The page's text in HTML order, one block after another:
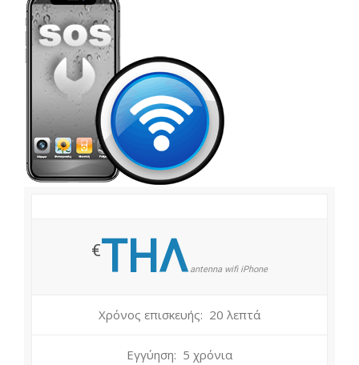
€ΤΗΛantenna wifi iPhone
Χρόνος επισκευής: 20 λεπτά
Εγγύηση: 5 χρόνια